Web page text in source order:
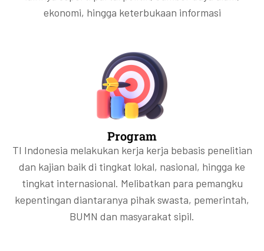
ekonomi, hingga keterbukaan informasi
Program
TI Indonesia melakukan kerja kerja bebasis penelitian
dan kajian baik di tingkat lokal, nasional, hingga ke
tingkat internasional. Melibatkan para pemangku
kepentingan diantaranya pihak swasta, pemerintah,
BUMN dan masyarakat sipil.